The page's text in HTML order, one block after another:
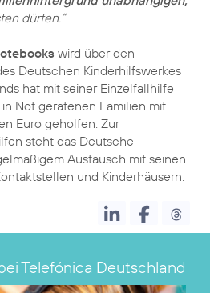
dürfen.“
wird über den
Deutschen Kinderhilfswerkes
hat mit seiner Einzelfallhilfe
Not geratenen Familien mit
Euro geholfen. Zur
steht das Deutsche
Austausch mit seinen
und Kinderhäusern.
Telefónica Deutschland